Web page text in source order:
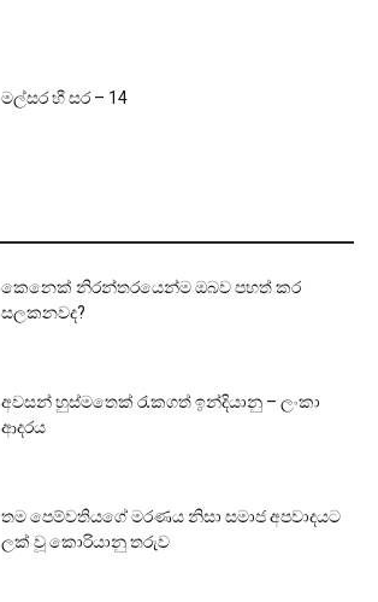
මල්සර හී සර – 14
කෙනෙක් නිරන්තරයෙන්ම ඔබව පහත් කර
සලකනවද?
අවසන් හුස්මතෙක් රැකගත් ඉන්දියානු – ලංකා
ආදරය
තම පෙම්වතියගේ මරණය නිසා සමාජ අපවාදයට
ලක් වූ කොරියානු තරුව